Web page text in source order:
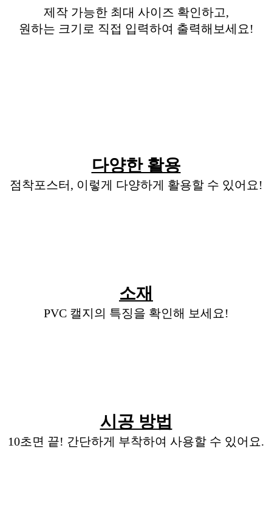
제작 가능한 최대 사이즈 확인하고,
원하는 크기로 직접 입력하여 출력해보세요!
다양한 활용
점착포스터, 이렇게 다양하게 활용할 수 있어요!
소재
PVC 캘지의 특징을 확인해 보세요!
시공 방법
10초면 끝! 간단하게 부착하여 사용할 수 있어요.